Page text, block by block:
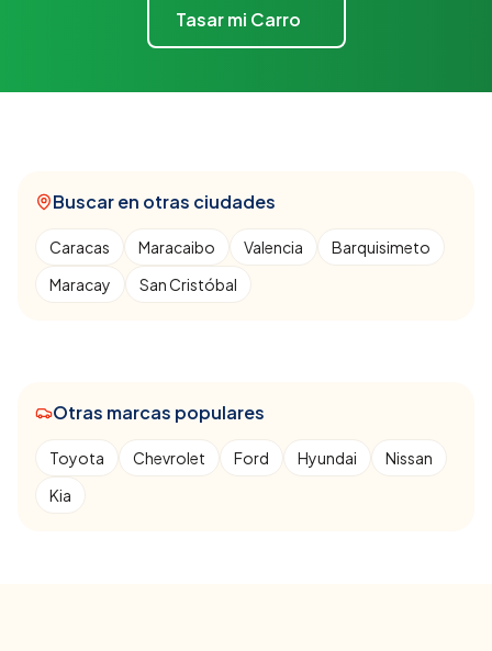
Tasar mi Carro
Buscar en otras ciudades
Caracas Maracaibo Valencia
Barquisimeto
Maracay
San Cristóbal
Otras marcas populares
Toyota Chevrolet Ford Hyundai
Nissan
Kia